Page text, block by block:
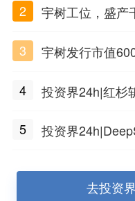
2
宇树工位，盛产
3 宇树发行市值
4
投资界24h|红杉
水
5
投资界
去投资